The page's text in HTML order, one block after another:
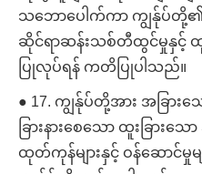
သဘောပေါက်ကာ ကျွန်ုပ်တို့
ဆိုင်ရာဆန်းသစ်တီထွင်မှုနှင့်
ပြုလုပ်ရန် ကတိပြုပါသည်။
● 17. ကျွန်ုပ်တို့အား အခြာ
ခြားနားစေသော ထူးခြားသေ
ထုတ်ကုန်များနှင့် ဝန်ဆောင်မှု